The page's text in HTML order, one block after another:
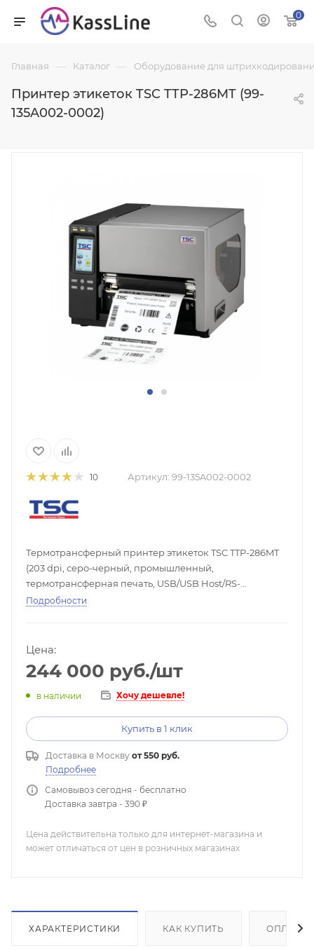
0
Главная — Каталог — Оборудование для
Принтер этикеток TSC TTP-286MT (99-
135A002-0002)
10 Артикул: 99-135A002-0002
Термотрансферный принтер этикеток TSC TTP-286MT
(203 dpi, серо-черный, промышленный,
термотрансферная печать, USB/USB Host/RS-
232/LPT/Ethernet)
Подробности
Цена:
244 000 руб./шт
в наличии Хочу дешевле!
Купить в 1 клик
Доставка в Москву от 550 руб.
Подробнее
Самовывоз сегодня - бесплатно
Доставка завтра - 390 ₽
Цена действительна только для интернет-магазина и
может отличаться от цен в розничных магазинах
ХАРАКТЕРИСТИКИ КАК КУПИТЬ ОПЛАТА